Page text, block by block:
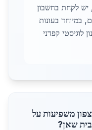
יש לקחת בחשבון
במיוחד בעונות
לוגיסטי קפדני
משפיעות על
שאן?